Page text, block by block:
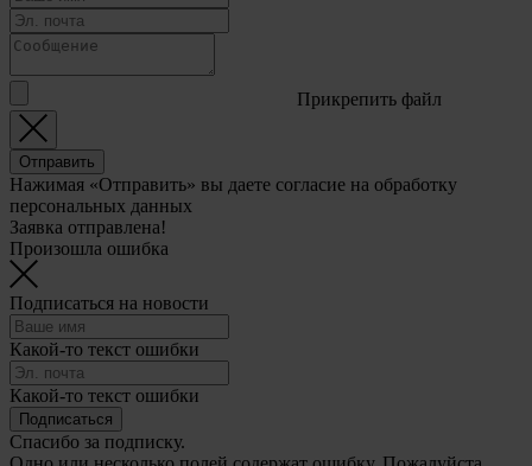
Прикрепить файл
Отправить
Нажимая «Отправить» вы даете согласие на обработку
персональных данных
Заявка отправлена!
Произошла ошибка
Подписаться на новости
Какой-то текст ошибки
Какой-то текст ошибки
Подписаться
Спасибо за подписку.